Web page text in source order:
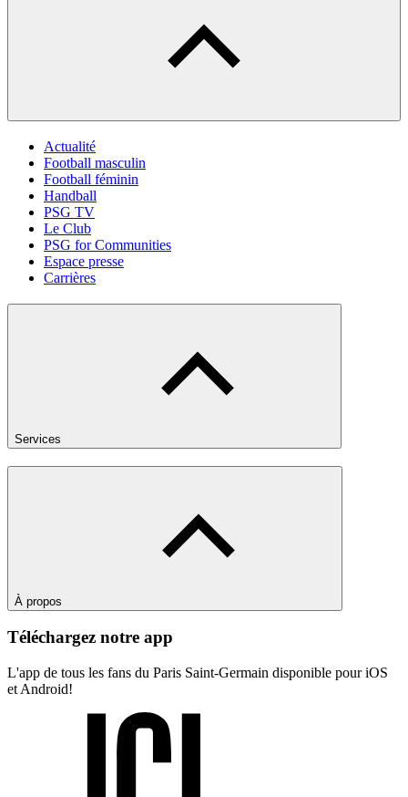
Actualité
Football masculin
Football féminin
Handball
PSG TV
Le Club
PSG for Communities
Espace presse
Carrières
Services
À propos
Téléchargez notre app
L'app de tous les fans du Paris Saint-Germain disponible pour iOS
et Android!